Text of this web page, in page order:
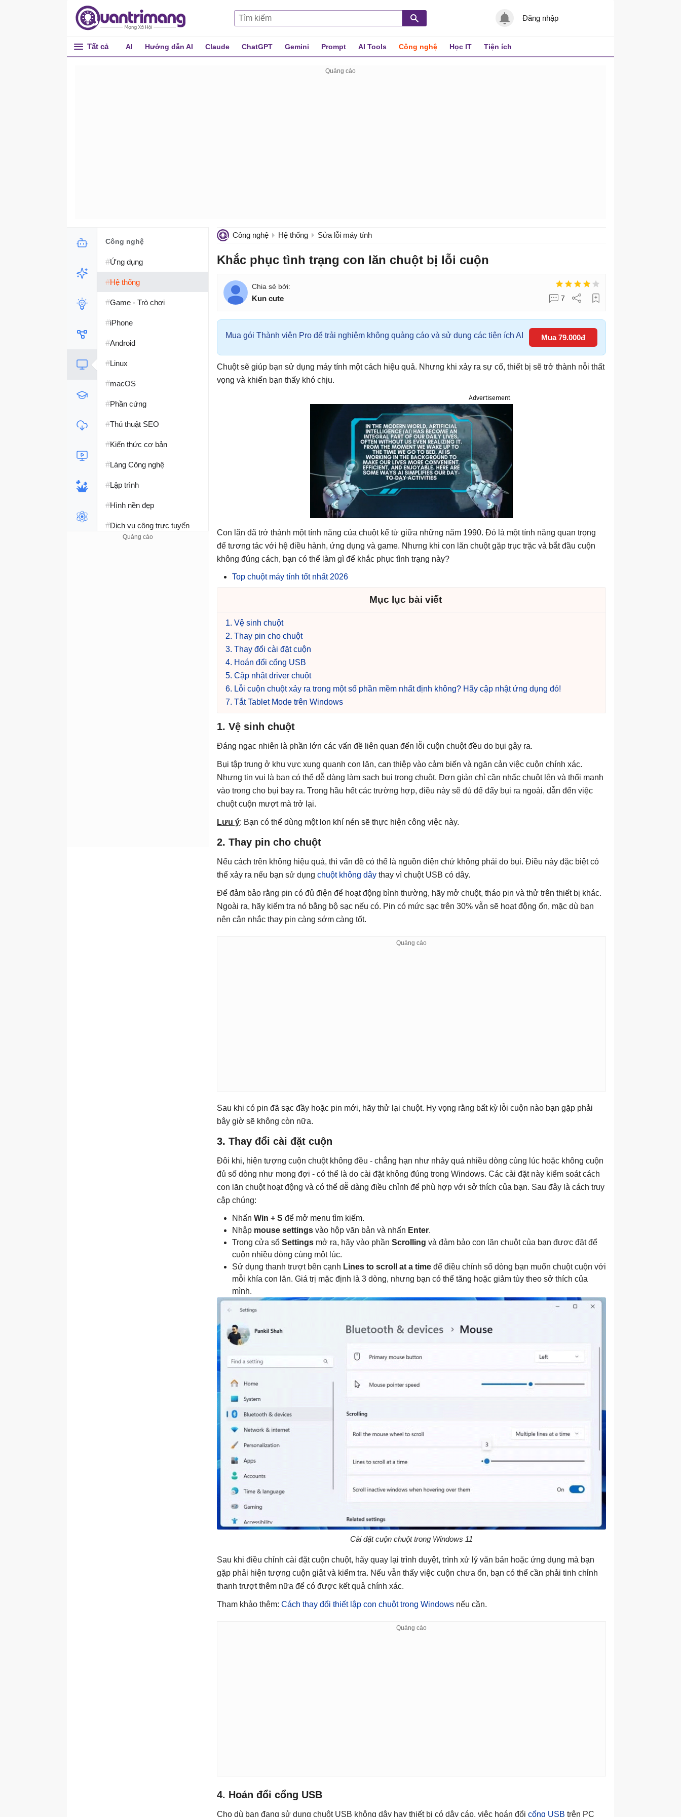
Đăng nhập
Tất cả AI Hướng dẫn AI Claude ChatGPT Gemini Prompt AI Tools Công nghệ Học IT Tiện ích
Công nghệ Hệ thống Sửa lỗi máy tính
Khắc phục tình trạng con lăn chuột bị lỗi cuộn
Kun cute 7
Mua gói Thành viên Pro để trải nghiệm không quảng cáo và sử dụng các tiện ích AI Mua 79.000đ
Chuột sẽ giúp bạn sử dụng máy tính một cách hiệu quả. Nhưng khi xảy ra sự cố, thiết bị sẽ trở thành nỗi thất
vọng và khiến bạn thấy khó chịu.
Advertisement
Con lăn đã trở thành một tính năng của chuột kể từ giữa những năm 1990. Đó là một tính năng quan trọng
để tương tác với hệ điều hành, ứng dụng và game. Nhưng khi con lăn chuột gặp trục trặc và bắt đầu cuộn
không đúng cách, bạn có thể làm gì để khắc phục tình trạng này?
Top chuột máy tính tốt nhất 2026
Mục lục bài viết
1. Vệ sinh chuột
2. Thay pin cho chuột
3. Thay đổi cài đặt cuộn
4. Hoán đổi cổng USB
5. Cập nhật driver chuột
6. Lỗi cuộn chuột xảy ra trong một số phần mềm nhất định không? Hãy cập nhật ứng dụng đó!
7. Tắt Tablet Mode trên Windows
1. Vệ sinh chuột
Đáng ngạc nhiên là phần lớn các vấn đề liên quan đến lỗi cuộn chuột đều do bụi gây ra.
Bụi tập trung ở khu vực xung quanh con lăn, can thiệp vào cảm biến và ngăn cản việc cuộn chính xác.
Nhưng tin vui là bạn có thể dễ dàng làm sạch bụi trong chuột. Đơn giản chỉ cần nhấc chuột lên và thổi mạnh
vào trong cho bụi bay ra. Trong hầu hết các trường hợp, điều này sẽ đủ để đẩy bụi ra ngoài, dẫn đến việc
chuột cuộn mượt mà trở lại.
Lưu ý: Bạn có thể dùng một lon khí nén sẽ thực hiện công việc này.
2. Thay pin cho chuột
Nếu cách trên không hiệu quả, thì vấn đề có thể là nguồn điện chứ không phải do bụi. Điều này đặc biệt có
thể xảy ra nếu bạn sử dụng chuột không dây thay vì chuột USB có dây.
Để đảm bảo rằng pin có đủ điện để hoạt động bình thường, hãy mở chuột, tháo pin và thử trên thiết bị khác.
Ngoài ra, hãy kiểm tra nó bằng bộ sạc nếu có. Pin có mức sạc trên 30% vẫn sẽ hoạt động ổn, mặc dù bạn
nên cân nhắc thay pin càng sớm càng tốt.
Sau khi có pin đã sạc đầy hoặc pin mới, hãy thử lại chuột. Hy vọng rằng bất kỳ lỗi cuộn nào bạn gặp phải
bây giờ sẽ không còn nữa.
3. Thay đổi cài đặt cuộn
Đôi khi, hiện tượng cuộn chuột không đều - chẳng hạn như nhảy quá nhiều dòng cùng lúc hoặc không cuộn
đủ số dòng như mong đợi - có thể là do cài đặt không đúng trong Windows. Các cài đặt này kiểm soát cách
con lăn chuột hoạt động và có thể dễ dàng điều chỉnh để phù hợp với sở thích của bạn. Sau đây là cách truy
cập chúng:
Nhấn Win + S để mở menu tìm kiếm.
Nhập mouse settings vào hộp văn bản và nhấn Enter.
Trong cửa sổ Settings mở ra, hãy vào phần Scrolling và đảm bảo con lăn chuột của bạn được đặt để
cuộn nhiều dòng cùng một lúc.
Sử dụng thanh trượt bên cạnh Lines to scroll at a time để điều chỉnh số dòng bạn muốn chuột cuộn với
mỗi khía con lăn. Giá trị mặc định là 3 dòng, nhưng bạn có thể tăng hoặc giảm tùy theo sở thích của
mình.
Cài đặt cuộn chuột trong Windows 11
Sau khi điều chỉnh cài đặt cuộn chuột, hãy quay lại trình duyệt, trình xử lý văn bản hoặc ứng dụng mà bạn
gặp phải hiện tượng cuộn giật và kiểm tra. Nếu vẫn thấy việc cuộn chưa ổn, bạn có thể cần phải tinh chỉnh
thanh trượt thêm nữa để có được kết quả chính xác.
Tham khảo thêm: Cách thay đổi thiết lập con chuột trong Windows nếu cần.
4. Hoán đổi cổng USB
Cho dù bạn đang sử dụng chuột USB không dây hay thiết bị có dây cáp, việc hoán đổi cổng USB trên PC
Công nghệ
#Ứng dụng
#Hệ thống
#Game - Trò chơi
#iPhone
#Android
#Linux
#macOS
#Phần cứng
#Thủ thuật SEO
#Kiến thức cơ bản
#Làng Công nghệ
#Lập trình
#Hình nền đẹp
#Dịch vụ công trực tuyến